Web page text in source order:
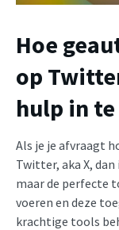
Hoe
op
hulp in
Als je je afvraagt
Twitter, aka X,
maar de perfecte
voeren en deze
krachtige tools